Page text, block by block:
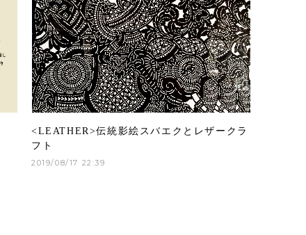
<LEATHER>伝統影絵スバエクとレザークラ
フト
2019/08/17 22:39